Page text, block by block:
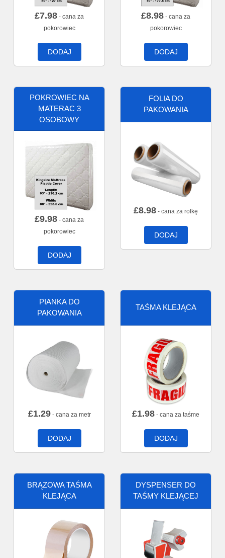
£7.98 - cana za
pokorowiec
DODAJ
£8.98 - cana za
pokorowiec
DODAJ
POKROWIEC NA
MATERAC 3
OSOBOWY
£9.98 - cana za
pokorowiec
DODAJ
FOLIA DO
PAKOWANIA
£8.98 - cana za rolkę
DODAJ
PIANKA DO
PAKOWANIA
£1.29- cana za metr
DODAJ
TAŚMA KLEJĄCA
£1.98 - cana za taśme
DODAJ
BRĄZOWA TAŚMA
KLEJĄCA
DYSPENSER DO
TAŚMY KLEJĄCEJ